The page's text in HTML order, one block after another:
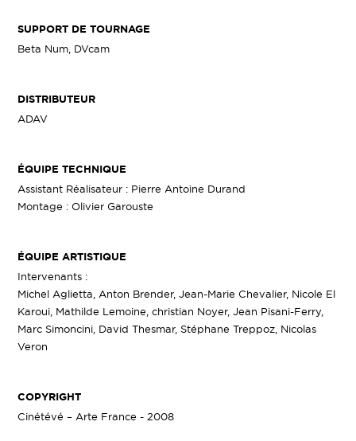
SUPPORT DE TOURNAGE
Beta Num, DVcam
DISTRIBUTEUR
ADAV
ÉQUIPE TECHNIQUE
Assistant Réalisateur : Pierre Antoine Durand
Montage : Olivier Garouste
ÉQUIPE ARTISTIQUE
Intervenants :
Michel Aglietta, Anton Brender, Jean-Marie Chevalier, Nicole El
Karoui, Mathilde Lemoine, christian Noyer, Jean Pisani-Ferry,
Marc Simoncini, David Thesmar, Stéphane Treppoz, Nicolas
Veron
COPYRIGHT
Cinétévé – Arte France - 2008